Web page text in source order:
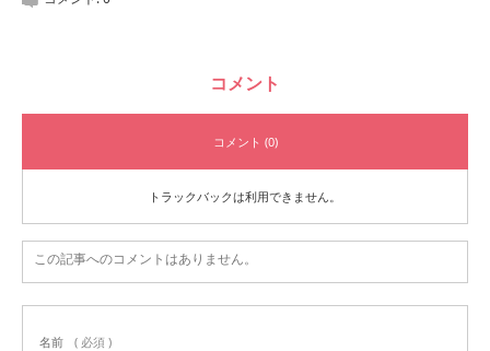
コメント
コメント (0)
トラックバックは利用できません。
この記事へのコメントはありません。
名前 ( 必須 )